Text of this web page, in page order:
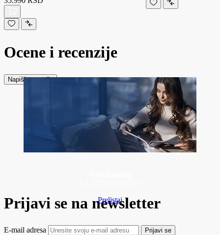
Ocene i recenzije
Napiši recenziju
Prelistaj
Prijavi se na newsletter
E-mail adresa Prijavi se